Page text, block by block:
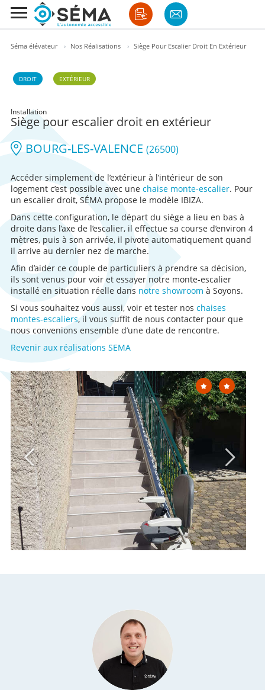
Séma élévateur › Nos Réalisations › Siège Pour Escalier Droit En Extérieur
DROIT EXTÉRIEUR
Installation
Siège pour escalier droit en extérieur
BOURG-LES-VALENCE (26500)
Accéder simplement de l’extérieur à l’intérieur de son
logement c’est possible avec une chaise monte-escalier. Pour
un escalier droit, SÉMA propose le modèle IBIZA.
Dans cette configuration, le départ du siège a lieu en bas à
droite dans l’axe de l’escalier, il effectue sa course d’environ 4
mètres, puis à son arrivée, il pivote automatiquement quand
il arrive au dernier nez de marche.
Afin d’aider ce couple de particuliers à prendre sa décision,
ils sont venus pour voir et essayer notre monte-escalier
installé en situation réelle dans notre showroom à Soyons.
Si vous souhaitez vous aussi, voir et tester nos chaises
montes-escaliers, il vous suffit de nous contacter pour que
nous convenions ensemble d’une date de rencontre.
Revenir aux réalisations SEMA